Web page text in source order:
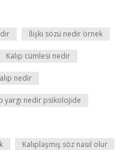
İlişki sözü nedir örnek
Kalıp cümlesi nedir
nedir
yargı nedir psikolojide
Kalıplaşmış söz nasıl olur